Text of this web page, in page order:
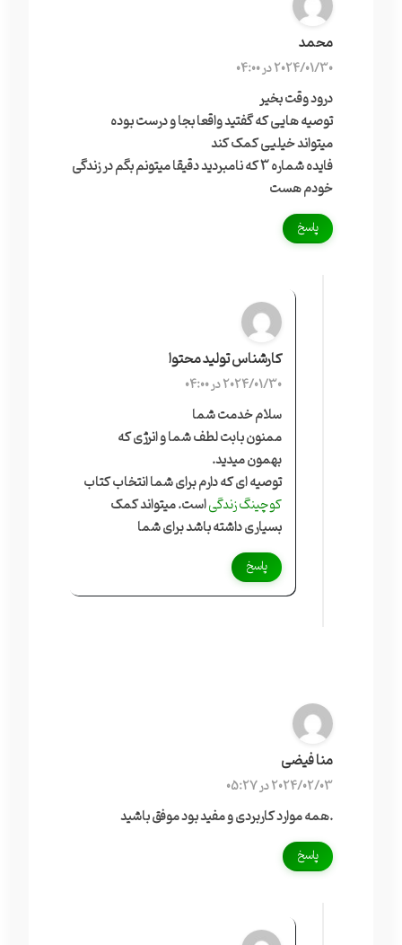
محمد
2024/01/30 در 04:00
درود وقت بخیر
توصیه هایی که گفتید واقعا بجا و درست بوده
میتواند خیلیی کمک کند
فایده شماره 3 که نامبردید دقیقا میتونم بگم در زندگی
خودم هست
پاسخ
کارشناس تولید محتوا
2024/01/30 در 04:00
سلام خدمت شما
ممنون بابت لطف شما و انرژی که
بهمون میدید.
توصیه ای که دارم برای شما انتخاب کتاب
کوچینگ زندگیاست. میتواند کمک
بسیاری داشته باشد برای شما
پاسخ
منا فیضی
2024/02/03 در 05:27
.همه موارد کاربردی و مفید بود موفق باشید
پاسخ